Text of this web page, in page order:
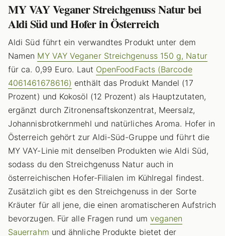
MY VAY Veganer Streichgenuss Natur bei
Aldi Süd und Hofer in Österreich
Aldi Süd führt ein verwandtes Produkt unter dem
Namen MY VAY Veganer Streichgenuss 150 g, Natur
für ca. 0,99 Euro. Laut OpenFoodFacts (Barcode
4061461678616) enthält das Produkt Mandel (17
Prozent) und Kokosöl (12 Prozent) als Hauptzutaten,
ergänzt durch Zitronensaftskonzentrat, Meersalz,
Johannisbrotkernmehl und natürliches Aroma. Hofer in
Österreich gehört zur Aldi-Süd-Gruppe und führt die
MY VAY-Linie mit denselben Produkten wie Aldi Süd,
sodass du den Streichgenuss Natur auch in
österreichischen Hofer-Filialen im Kühlregal findest.
Zusätzlich gibt es den Streichgenuss in der Sorte
Kräuter für all jene, die einen aromatischeren Aufstrich
bevorzugen. Für alle Fragen rund um veganen
Sauerrahm und ähnliche Produkte bietet der